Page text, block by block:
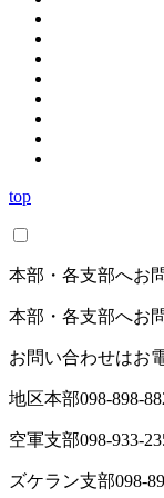
top
本部・各支部へお
本部・各支部へお
お問い合わせはお
地区本部098-898-
空軍支部098-933-
ズケラン支部098-